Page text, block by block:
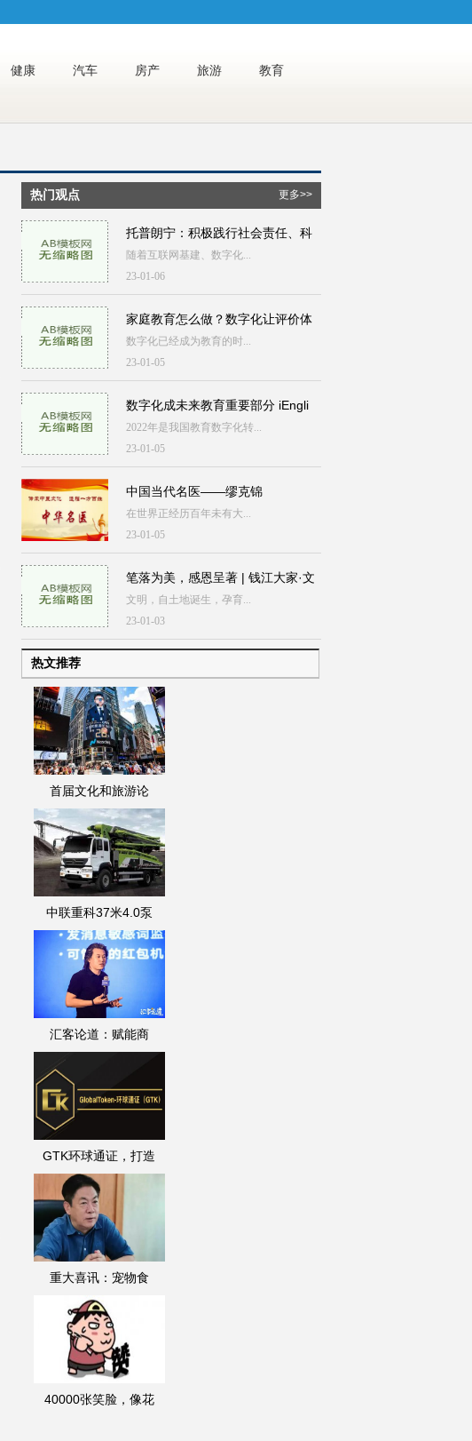
健康 汽车 房产 旅游 教育
热门观点 更多>>
托普朗宁：积极践行社会责任、科
随着互联网基建、数字化...
23-01-06
家庭教育怎么做？数字化让评价体
数字化已经成为教育的时...
23-01-05
数字化成未来教育重要部分 iEngli
2022年是我国教育数字化转...
23-01-05
中国当代名医——缪克锦
在世界正经历百年未有大...
23-01-05
笔落为美，感恩呈著 | 钱江大家·文
文明，自土地诞生，孕育...
23-01-03
热文推荐
首届文化和旅游论
中联重科37米4.0泵
汇客论道：赋能商
GTK环球通证，打造
重大喜讯：宠物食
40000张笑脸，像花